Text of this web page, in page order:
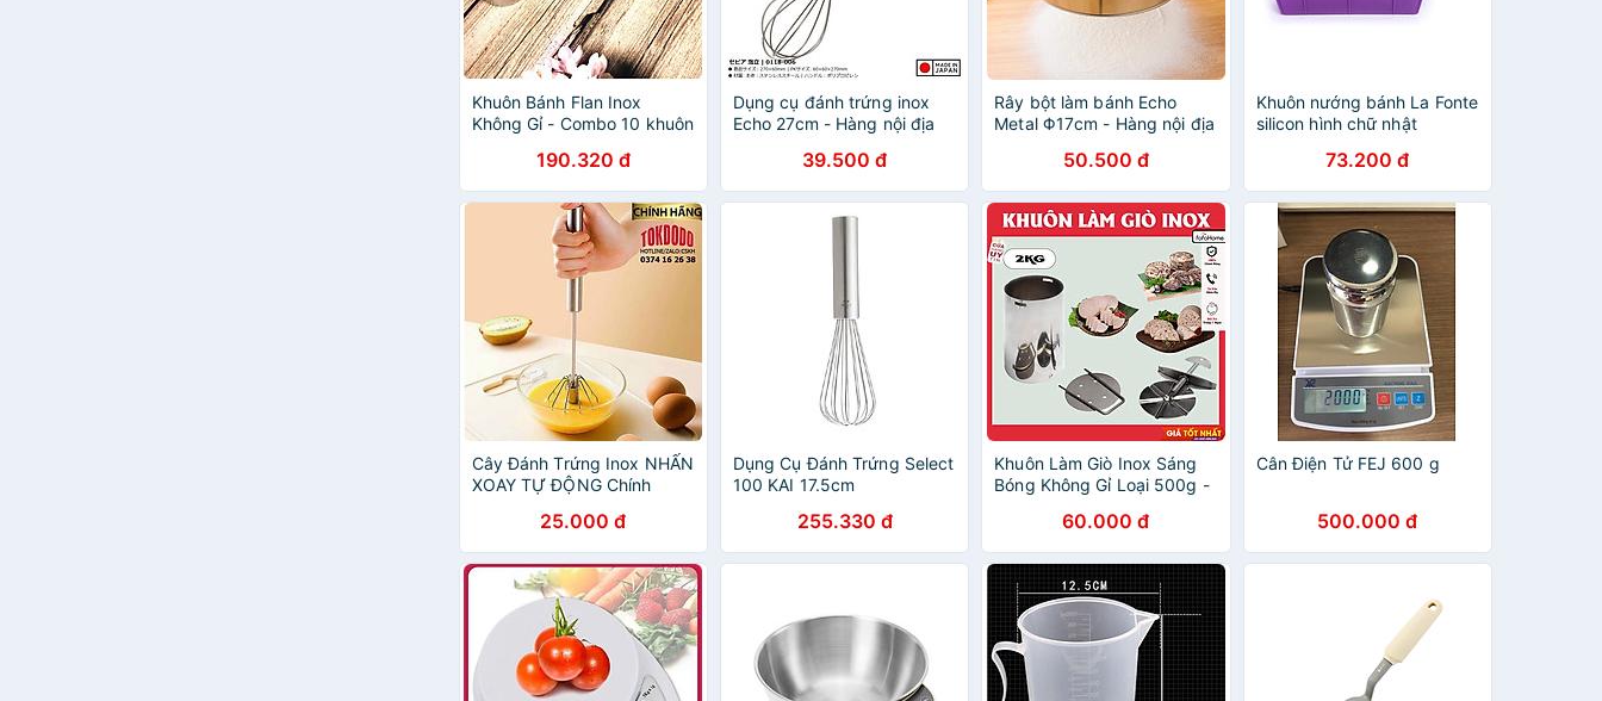
Khuôn Bánh Flan Inox
Không Gỉ - Combo 10 khuôn
phục vụ Sp Gia dụng,
Khuôn làm bánh, Dụng cụ
họ
190.320 đ
Dụng cụ đánh trứng inox
Echo 27cm - Hàng nội địa
39.500 đ
Rây bột làm bánh Echo
Metal Φ17cm - Hàng nội địa
50.500 đ
Khuôn nướng bánh La Fonte
silicon hình chữ nhật
73.200 đ
Cây Đánh Trứng Inox NHẤN
XOAY TỰ ĐỘNG Chính
Trứng Cơ Học)
25.000 đ
Dụng Cụ Đánh Trứng Select
100 KAI 17.5cm
255.330 đ
Khuôn Làm Giò Inox Sáng
Bóng Không Gỉ Loại 500g -
Hay Khuôn Làm Giò Thủ
60.000 đ
Cân Điện Tử FEJ 600 g
500.000 đ